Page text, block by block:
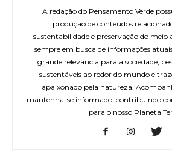
A redação do Pensamento Verde
produção de conteúdos
sustentabilidade e preservação do
sempre em busca de informações
grande relevância para a sociedade,
sustentáveis ao redor do mundo e
apaixonado pela natureza.
mantenha-se informado, contribuindo
para o nosso Planeta